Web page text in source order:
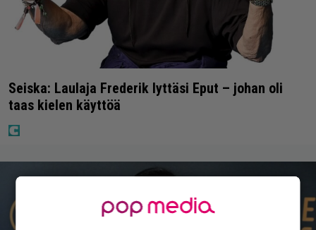
Seiska: Laulaja Frederik lyttäsi Eput – johan oli
taas kielen käyttöä